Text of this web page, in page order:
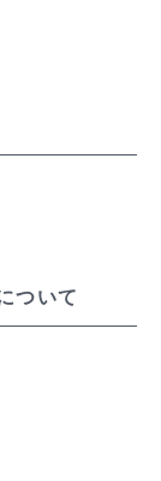
ついて